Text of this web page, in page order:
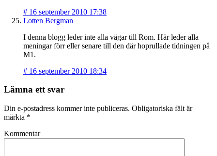
# 16 september 2010 17:38
Lotten Bergman
I denna blogg leder inte alla vägar till Rom. Här leder alla
meningar förr eller senare till den där hoprullade tidningen på
M1.
# 16 september 2010 18:34
Lämna ett svar
Din e-postadress kommer inte publiceras. Obligatoriska fält är
märkta *
Kommentar